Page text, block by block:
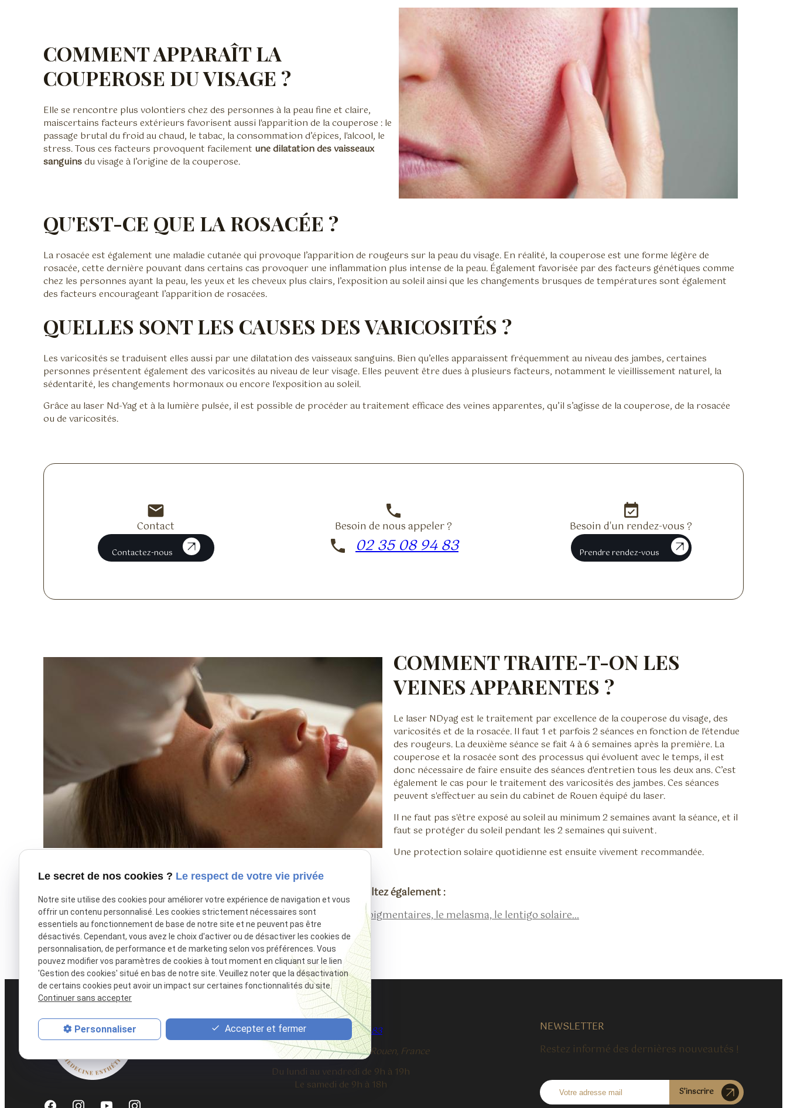
COMMENT APPARAÎT LA
COUPEROSE DU VISAGE ?
Elle se rencontre plus volontiers chez des personnes à la peau fine et claire,
maiscertains facteurs extérieurs favorisent aussi l'apparition de la couperose : le
passage brutal du froid au chaud, le tabac, la consommation d’épices, l'alcool, le
stress. Tous ces facteurs provoquent facilement une dilatation des vaisseaux
sanguinsdu visage à l’origine de la couperose.
QU'EST-CE QUE LA ROSACÉE ?
La rosacée est également une maladie cutanée qui provoque l’apparition de rougeurs sur la peau du visage. En réalité, la couperose est une forme légère de
rosacée, cette dernière pouvant dans certains cas provoquer une inflammation plus intense de la peau. Également favorisée par des facteurs génétiques comme
chez les personnes ayant la peau, les yeux et les cheveux plus clairs, l’exposition au soleil ainsi que les changements brusques de températures sont également
des facteurs encourageant l’apparition de rosacées.
QUELLES SONT LES CAUSES DES VARICOSITÉS ?
Les varicosités se traduisent elles aussi par une dilatation des vaisseaux sanguins. Bien qu’elles apparaissent fréquemment au niveau des jambes, certaines
personnes présentent également des varicosités au niveau de leur visage. Elles peuvent être dues à plusieurs facteurs, notamment le vieillissement naturel, la
sédentarité, les changements hormonaux ou encore l'exposition au soleil.
Grâce au laser Nd-Yag et à la lumière pulsée, il est possible de procéder au traitement efficace des veines apparentes, qu’il s’agisse de la couperose, de la rosacée
ou de varicosités.
mail
Contact
Contactez-nous
phone
Besoin de nous appeler ?
phone 02 35 08 94 83
event_available
Besoin d'un rendez-vous ?
Prendre rendez-vous
COMMENT TRAITE-T-ON LES
VEINES APPARENTES ?
Le laser NDyag est le traitement par excellence de la couperose du visage, des
varicosités et de la rosacée. Il faut 1 et parfois 2 séances en fonction de l'étendue
des rougeurs. La deuxième séance se fait 4 à 6 semaines après la première. La
couperose et la rosacée sont des processus qui évoluent avec le temps, il est
donc nécessaire de faire ensuite des séances d'entretien tous les deux ans. C’est
également le cas pour le traitement des varicosités des jambes. Ces séances
peuvent s'effectuer au sein du cabinet de Rouen équipé du laser.
Il ne faut pas s'être exposé au soleil au minimum 2 semaines avant la séance, et il
faut se protéger du soleil pendant les 2 semaines qui suivent.
Une protection solaire quotidienne est ensuite vivement recommandée.
Consultez également :
L'acné
Le détatouage Les taches pigmentaires, le melasma, le lentigo solaire…
phone
02 35 08 94 83
51 Rue Jeanne d'Arc,76000 Rouen, France
Du lundi au vendredi de 9h à 19h
Le samedi de 9h à 18h
NEWSLETTER
Restez informé des dernières nouveautés !
Le secret de nos cookies ? Le respect de votre vie privée
Notre site utilise des cookies pour améliorer votre expérience de navigation et vous
offrir un contenu personnalisé. Les cookies strictement nécessaires sont
essentiels au fonctionnement de base de notre site et ne peuvent pas être
désactivés. Cependant, vous avez le choix d'activer ou de désactiver les cookies de
personnalisation, de performance et de marketing selon vos préférences. Vous
pouvez modifier vos paramètres de cookies à tout moment en cliquant sur le lien
'Gestion des cookies' situé en bas de notre site. Veuillez noter que la désactivation
de certains cookies peut avoir un impact sur certaines fonctionnalités du site.
Continuer sans accepter
Personnaliser Accepter et fermer